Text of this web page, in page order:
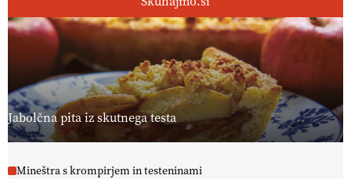
Jabolčna pita iz skutnega testa
Mineštra s krompirjem in testeninami